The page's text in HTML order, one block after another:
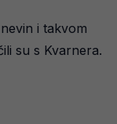
i takvom
su s Kvarnera.